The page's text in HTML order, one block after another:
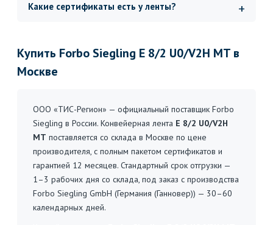
Какие сертификаты есть у ленты?
Купить Forbo Siegling E 8/2 U0/V2H MT в
Москве
ООО «ТИС-Регион» — официальный поставщик Forbo
Siegling в России. Конвейерная лента E 8/2 U0/V2H
MT поставляется со склада в Москве по цене
производителя, с полным пакетом сертификатов и
гарантией 12 месяцев. Стандартный срок отгрузки —
1–3 рабочих дня со склада, под заказ с производства
Forbo Siegling GmbH (Германия (Ганновер)) — 30–60
календарных дней.